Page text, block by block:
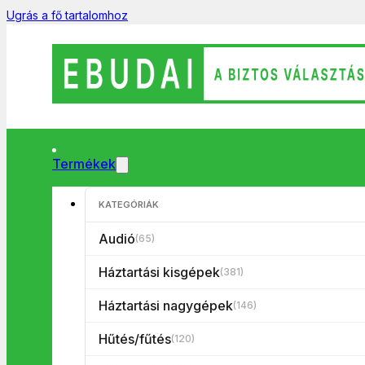
Ugrás a fő tartalomhoz
Termékek
KATEGÓRIÁK
Audió(65)
Háztartási kisgépek(381)
Háztartási nagygépek(146)
Hűtés/fűtés(120)
Főoldal/Háztartási kisgépek/Porszívó/Porzsákos porszívó/